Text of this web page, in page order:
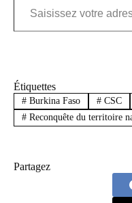
Étiquettes
#Burkina Faso #CSC
#Reconquête du territoire
Partagez